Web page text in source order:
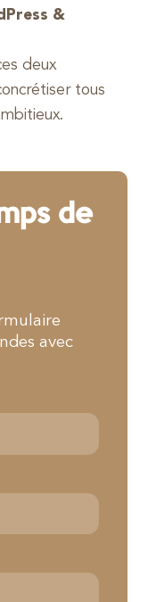
&
deux
tous
de
avec